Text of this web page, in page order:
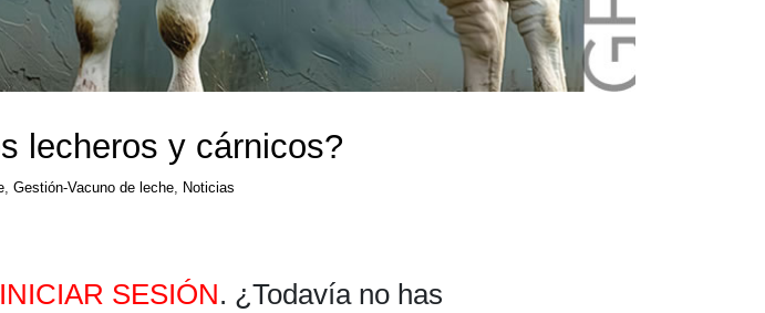
lecheros y cárnicos?
, Gestión-Vacuno de leche, Noticias
INICIAR SESIÓN. ¿Todavía no has